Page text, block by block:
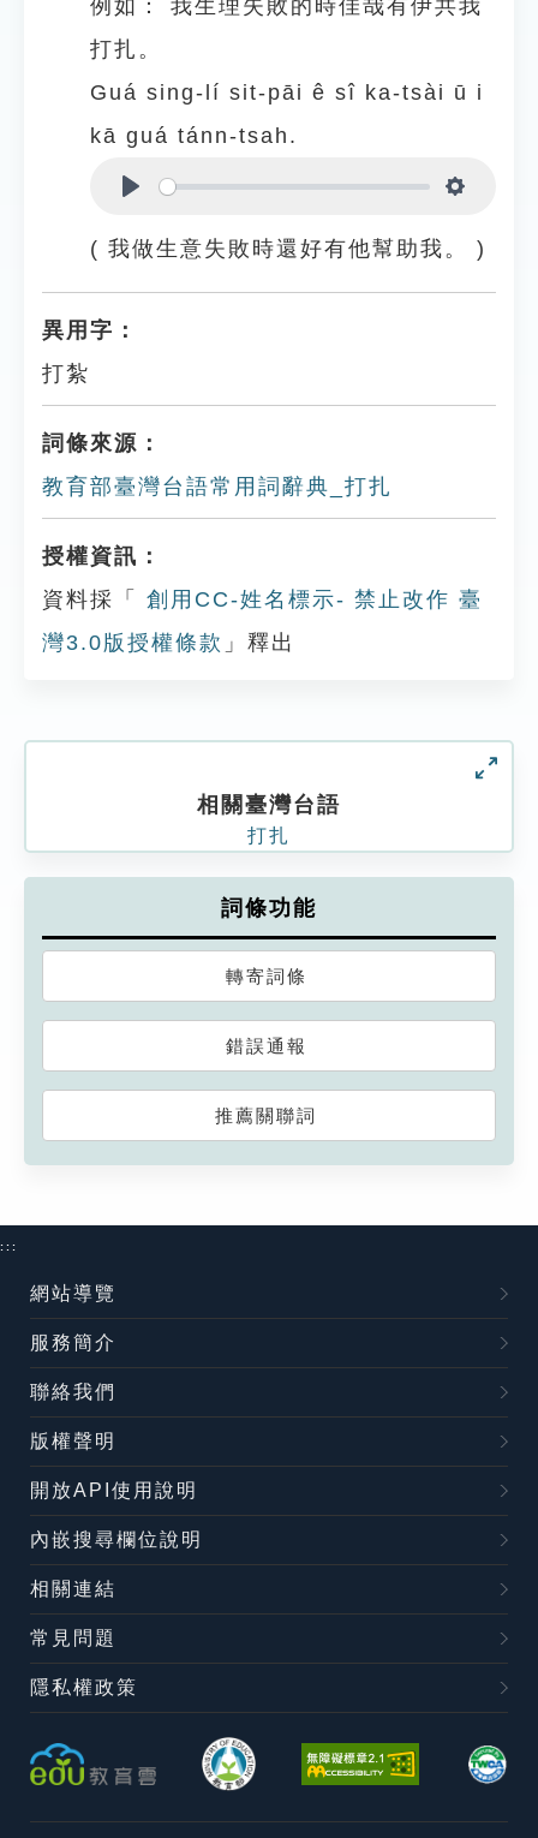
例如：
我生理失敗的時佳哉有伊共我
打扎。
Guá sing-lí sit-pāi ê sî ka-tsài ū i
kā guá tánn-tsah.
( 我做生意失敗時還好有他幫助我。 )
異用字：
打紮
詞條來源：
教育部臺灣台語常用詞辭典_打扎
授權資訊：
資料採「
創用CC-姓名標示- 禁止改作 臺
灣3.0版授權條款 」釋出
相關臺灣台語
打扎
詞條功能
轉寄詞條
錯誤通報
推薦關聯詞
:::
網站導覽
服務簡介
聯絡我們
版權聲明
開放API使用說明
內嵌搜尋欄位說明
相關連結
常見問題
隱私權政策